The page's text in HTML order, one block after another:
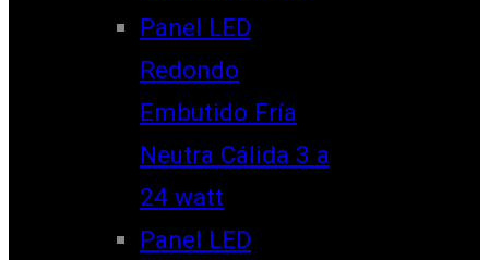
Panel LED
Redondo
Embutido Fría
Neutra Cálida 3 a
24 watt
Panel LED